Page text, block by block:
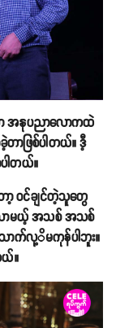
ာ အနုပညာလောကထဲ
ာဖြစ်ပါတယ်။ ဒီ့
ါတယ်။
ာ့ ဝင်ချင်တဲ့သူတွေ
လာမယ့် အသစ် အသစ်
ာက်လု့ိမကုန်ပါဘူး။
။